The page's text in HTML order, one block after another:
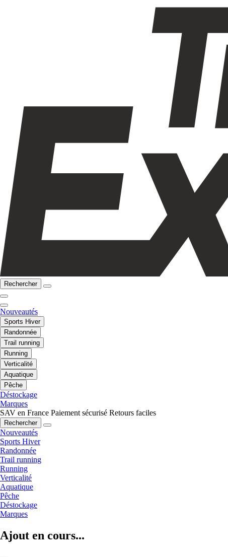
Rechercher
Nouveautés
Sports Hiver
Randonnée
Trail running
Running
Verticalité
Aquatique
Pêche
Déstockage
Marques
SAV en France Paiement sécurisé Retours faciles
Rechercher
Nouveautés
Sports Hiver
Randonnée
Trail running
Running
Verticalité
Aquatique
Pêche
Déstockage
Marques
Ajout en cours...